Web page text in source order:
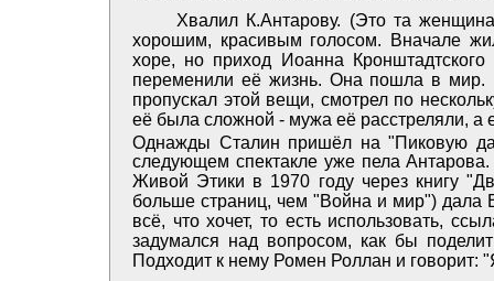
Хвалил К.Антарову. (Это та
хорошим, красивым голосом. Вначале
хоре, но приход Иоанна
переменили её жизнь. Она пошла в
пропускал этой вещи, смотрел по
её была сложной - мужа её расстреляли,
Однажды Сталин пришёл на "Пиковую
следующем спектакле уже пела
Живой Этики в 1970 году через книгу
больше страниц, чем "Война и мир") дала
всё, что хочет, то есть использовать,
задумался над вопросом, как бы
Подходит к нему Ромен Роллан и говорит: